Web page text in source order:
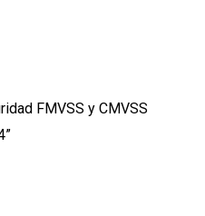
FMVSS y CMVSS